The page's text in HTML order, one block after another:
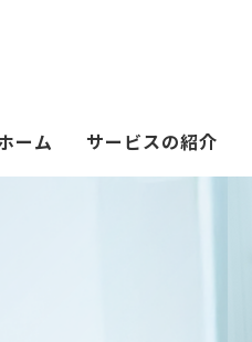
ーム サービスの紹介